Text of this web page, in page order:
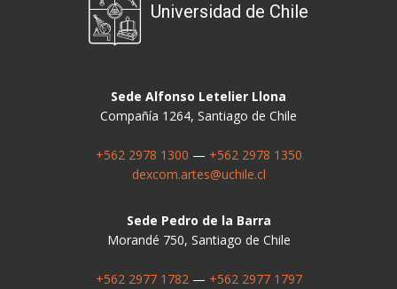
Universidad de Chile
Sede Alfonso Letelier Llona
Compañía 1264, Santiago de Chile
+562 2978 1300 — +562 2978 1350
dexcom.artes@uchile.cl
Sede Pedro de la Barra
Morandé 750, Santiago de Chile
+562 2977 1782— +562 2977 1797